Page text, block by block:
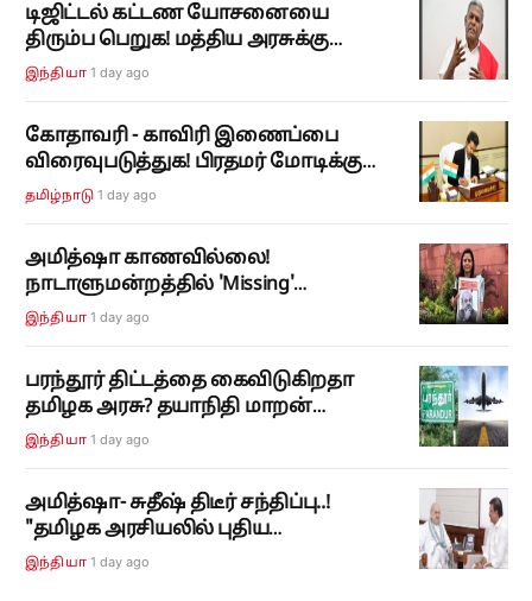
டிஜிட்டல் கட்டண யோசனையை
திரும்ப பெறுக! மத்திய அரசுக்கு
சிபிஎம் சண்முகம் பி வலியுறுத்தல்!
இந்தியா 1 day ago
கோதாவரி - காவிரி இணைப்பை
விரைவுபடுத்துக! பிரதமர் மோடிக்கு
முதலமைச்சர் ச. ஜோசப் விஜய் கடிதம்!
தமிழ்நாடு 1 day ago
அமித்ஷா காணவில்லை!
நாடாளுமன்றத்தில் 'Missing'
பதாகையுடன் மஹூவா மொய்த்ரா
இந்தியா 1 day ago
பரந்தூர் திட்டத்தை கைவிடுகிறதா
தமிழக அரசு? தயாநிதி மாறன்
கேள்விக்கு மத்திய அரசு அளித்த
இந்தியா 1 day ago
அமித்ஷா- சுதீஷ் திடீர் சந்திப்பு..!
"தமிழக அரசியலில் புதிய
சஸ்பென்ஸ்..! பரபரப்பு களம்..!!
இந்தியா 1 day ago